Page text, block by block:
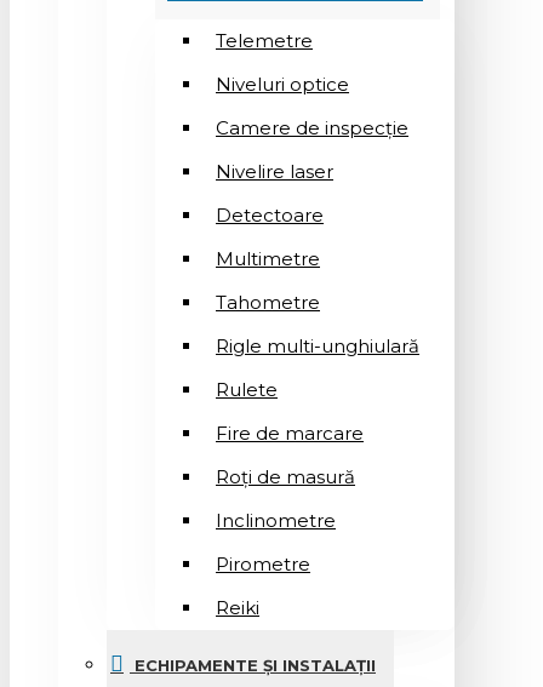
Telemetre
Niveluri optice
Camere de inspecție
Nivelire laser
Detectoare
Multimetre
Tahometre
Rigle multi-unghiulară
Rulete
Fire de marcare
Roți de masură
Inclinometre
Pirometre
Reiki
ECHIPAMENTE ȘI INSTALAȚII